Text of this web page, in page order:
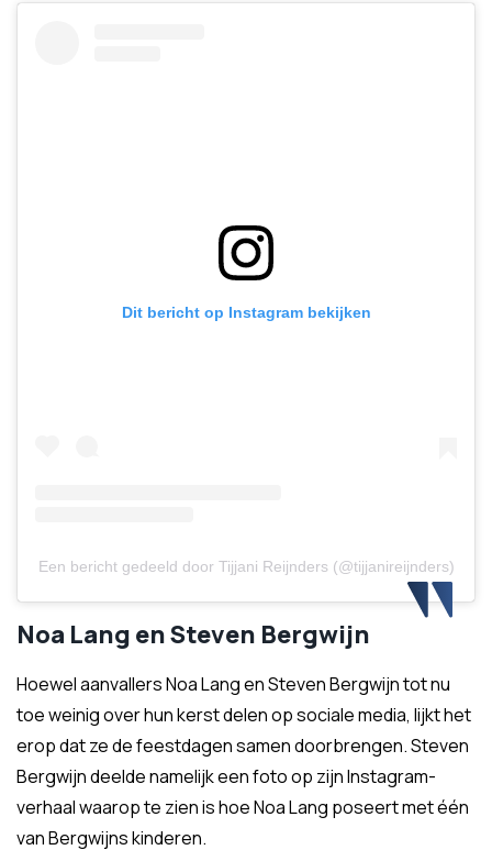
Dit bericht op Instagram bekijken
Een bericht gedeeld door Tijjani Reijnders (@tijjanireijnders)
Noa Lang en Steven Bergwijn
Hoewel aanvallers Noa Lang en Steven Bergwijn tot nu
toe weinig over hun kerst delen op sociale media, lijkt het
erop dat ze de feestdagen samen doorbrengen. Steven
Bergwijn deelde namelijk een foto op zijn Instagram-
verhaal waarop te zien is hoe Noa Lang poseert met één
van Bergwijns kinderen.